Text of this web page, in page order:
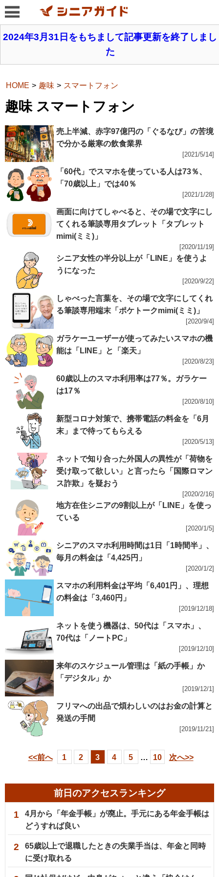
2024年3月31日をもちまして記事更新を終了しまし
た
HOME 趣味 スマートフォン
趣味 スマートフォン
売上半減、赤字97億円の「ぐるなび」の苦境
で分かる厳寒の飲食業界
[2021/5/14]
「60代」でスマホを使っている人は73％、
「70歳以上」では40％
[2021/1/28]
画面に向けてしゃべると、その場で文字にし
てくれる筆談専用タブレット「タブレット
mimi(ミミ)」
[2020/11/19]
シニア女性の半分以上が「LINE」を使うよ
うになった
[2020/9/22]
しゃべった言葉を、その場で文字にしてくれ
る筆談専用端末「ポケトークmimi(ミミ)」
[2020/9/4]
ガラケーユーザーが使ってみたいスマホの機
能は「LINE」と「楽天」
[2020/8/23]
60歳以上のスマホ利用率は77％。ガラケー
は17％
[2020/8/10]
新型コロナ対策で、携帯電話の料金を「6月
末」まで待ってもらえる
[2020/5/13]
ネットで知り合った外国人の異性が「荷物を
受け取って欲しい」と言ったら「国際ロマン
ス詐欺」を疑おう
[2020/2/16]
地方在住シニアの9割以上が「LINE」を使っ
ている
[2020/1/5]
シニアのスマホ利用時間は1日「1時間半」、
毎月の料金は「4,425円」
[2020/1/2]
スマホの利用料金は平均「6,401円」、理想
の料金は「3,460円」
[2019/12/18]
ネットを使う機器は、50代は「スマホ」、
70代は「ノートPC」
[2019/12/10]
来年のスケジュール管理は「紙の手帳」か
「デジタル」か
[2019/12/1]
フリマへの出品で煩わしいのはお金の計算と
発送の手間
[2019/11/21]
<<前へ 1 2 3 4 5 … 10 次へ>>
前日のアクセスランキング
1
4月から「年金手帳」が廃止。手元にある年金手帳は
どうすれば良い
2
65歳以上で退職したときの失業手当は、年金と同時
に受け取れる